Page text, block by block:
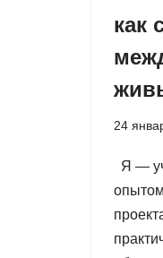
как
24
Я —